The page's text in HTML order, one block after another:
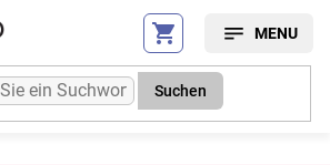
Suchen